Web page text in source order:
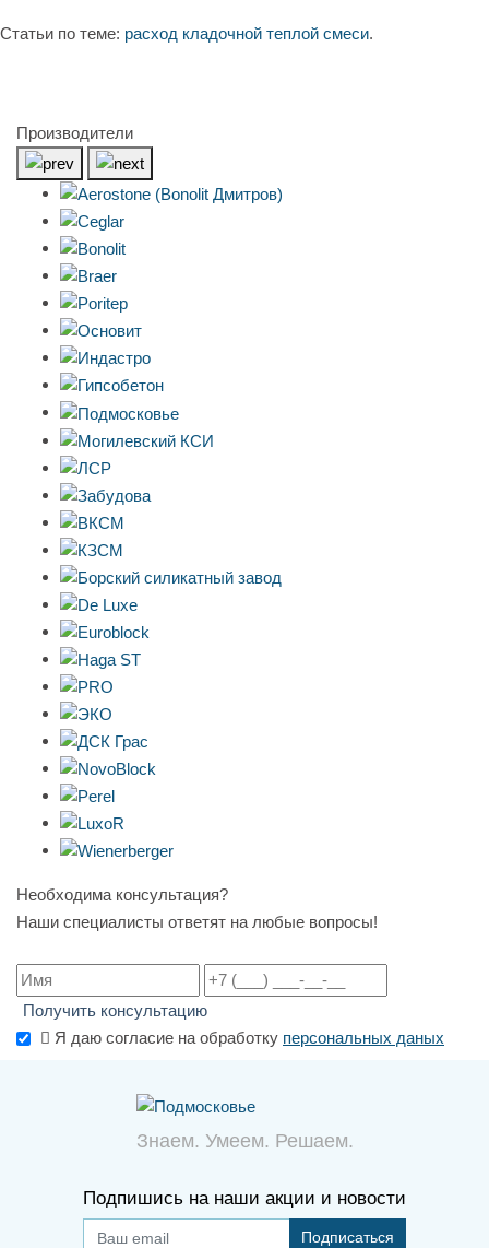
Статьи по теме: расход кладочной теплой смеси.
Производители
Необходима консультация?
Наши специалисты ответят на любые вопросы!
Получить консультацию
Я даю согласие на обработку персональных даных
Знаем. Умеем. Решаем.
Подпишись на наши акции и новости
Подписаться